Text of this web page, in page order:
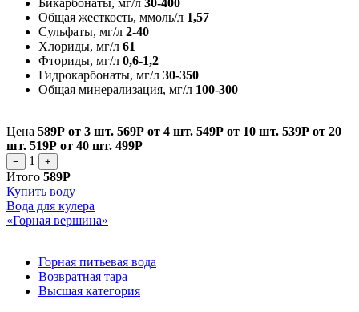
Общая жесткость, ммоль/л 1,57
Сульфаты, мг/л 2-40
Хлориды, мг/л 61
Фториды, мг/л 0,6-1,2
Гидрокарбонаты, мг/л 30-350
Общая минерализация, мг/л 100-300
Цена 589Р от 3 шт. 569Р от 4 шт. 549Р от 10 шт. 539Р от 20
шт. 519Р от 40 шт. 499Р
− 1 +
Итого 589Р
Купить воду
Вода для кулера
«Горная вершина»
Горная питьевая вода
Возвратная тара
Высшая категория